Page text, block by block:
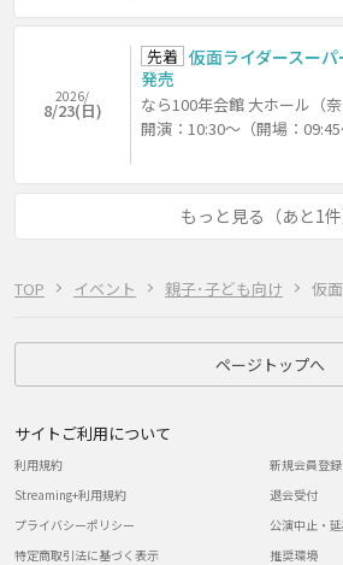
TOP イベント 親子･子ども向け 仮
2026/
8/23(日)
先着 仮面ライダースー
発売
なら100年会館 大ホール（奈
開演：10:30～（開場：09:45
もっと見る（あと1件
ページトップへ
サイトご利用について
利用規約
Streaming+利用規約
プライバシーポリシー
特定商取引法に基づく表示
新規会員登録
退会受付
公演中止・
推奨環境